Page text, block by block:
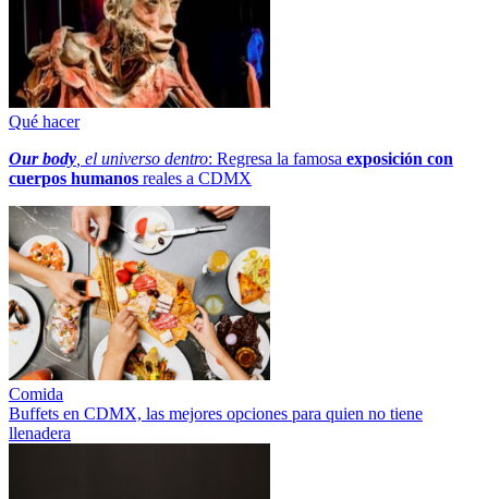
Qué hacer
Our body , el universo dentro: Regresa la famosa exposición con
cuerpos humanos reales a CDMX
Comida
Buffets en CDMX, las mejores opciones para quien no tiene
llenadera